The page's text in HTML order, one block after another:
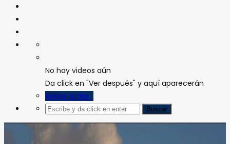
No hay videos aún
Da click en "Ver después" y aquí aparecerán
Verlos todos